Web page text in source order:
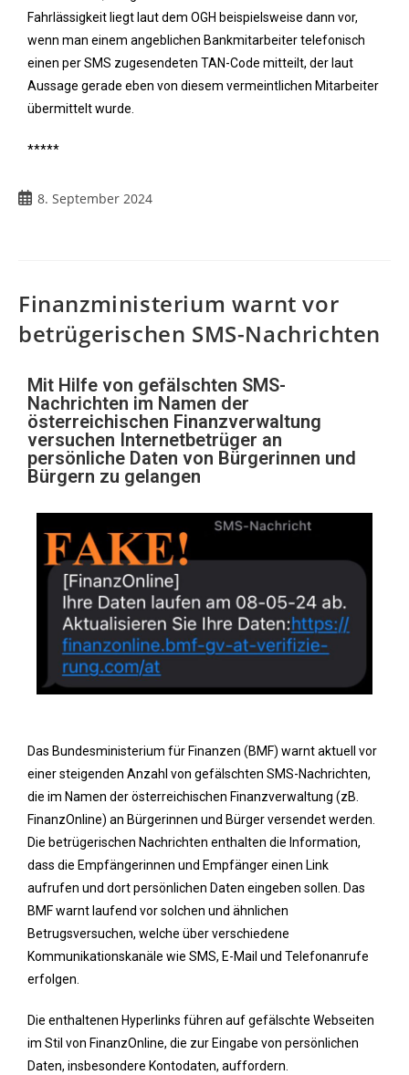
Fahrlässigkeit liegt laut dem OGH beispielsweise dann vor,
wenn man einem angeblichen Bankmitarbeiter telefonisch
einen per SMS zugesendeten TAN-Code mitteilt, der laut
Aussage gerade eben von diesem vermeintlichen Mitarbeiter
übermittelt wurde.
*****
8. September 2024
Finanzministerium warnt vor
betrügerischen SMS-Nachrichten
Mit Hilfe von gefälschten SMS-
Nachrichten im Namen der
österreichischen Finanzverwaltung
versuchen Internetbetrüger an
persönliche Daten von Bürgerinnen und
Bürgern zu gelangen
Das Bundesministerium für Finanzen (BMF) warnt aktuell vor
einer steigenden Anzahl von gefälschten SMS-Nachrichten,
die im Namen der österreichischen Finanzverwaltung (zB.
FinanzOnline) an Bürgerinnen und Bürger versendet werden.
Die betrügerischen Nachrichten enthalten die Information,
dass die Empfängerinnen und Empfänger einen Link
aufrufen und dort persönlichen Daten eingeben sollen. Das
BMF warnt laufend vor solchen und ähnlichen
Betrugsversuchen, welche über verschiedene
Kommunikationskanäle wie SMS, E-Mail und Telefonanrufe
erfolgen.
Die enthaltenen Hyperlinks führen auf gefälschte Webseiten
im Stil von FinanzOnline, die zur Eingabe von persönlichen
Daten, insbesondere Kontodaten, auffordern.